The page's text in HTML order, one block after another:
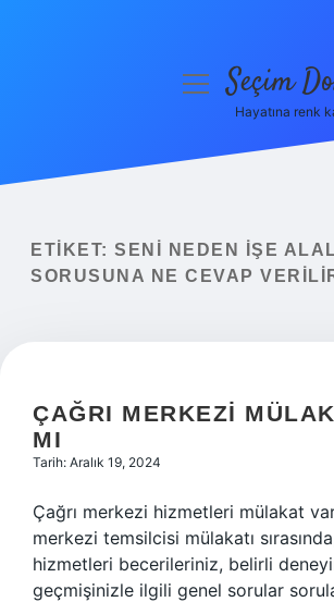
Yasal Uyarı
menüyüSeçim
Hayatına renk
ETIKET: SENI NEDEN IŞE
SORUSUNA NE CEVAP
ÇAĞRI MERKEZI
MI
Tarih: Aralık 19, 2024
Çağrı merkezi hizmetleri mülakat var
merkezi temsilcisi mülakatı
hizmetleri becerileriniz, belirli
geçmişinizle ilgili genel sorular